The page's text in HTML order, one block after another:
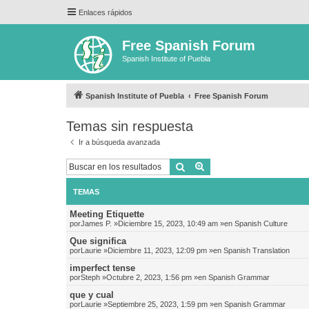
Enlaces rápidos
Free Spanish Forum
Spanish Institute of Puebla
Spanish Institute of Puebla Free Spanish Forum
Temas sin respuesta
Ir a búsqueda avanzada
Buscar
TEMAS
Meeting Etiquette
porJames P. »Diciembre 15, 2023, 10:49 am »en Spanish Culture
Que significa
porLaurie »Diciembre 11, 2023, 12:09 pm »en Spanish Translation
imperfect tense
porSteph »Octubre 2, 2023, 1:56 pm »en Spanish Grammar
que y cual
porLaurie »Septiembre 25, 2023, 1:59 pm »en Spanish Grammar